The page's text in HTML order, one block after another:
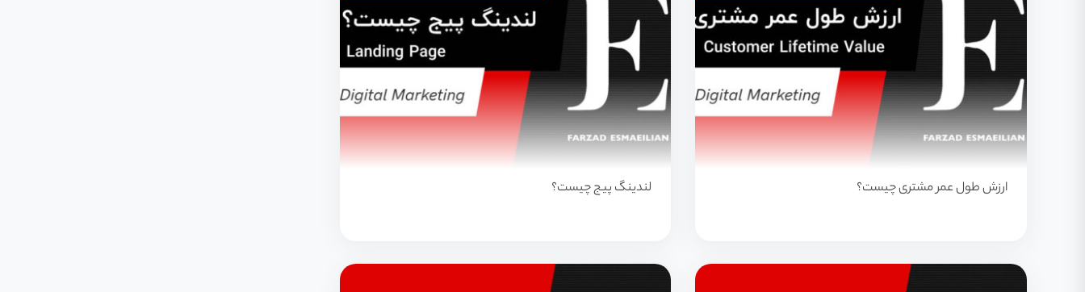
ارزش طول عمر مشتری چیست؟ لندینگ پیج چیست؟